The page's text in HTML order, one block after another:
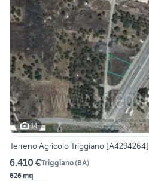
14
Terreno Agricolo Triggiano [A4294264]
6.410 €Triggiano(BA)
626 mq